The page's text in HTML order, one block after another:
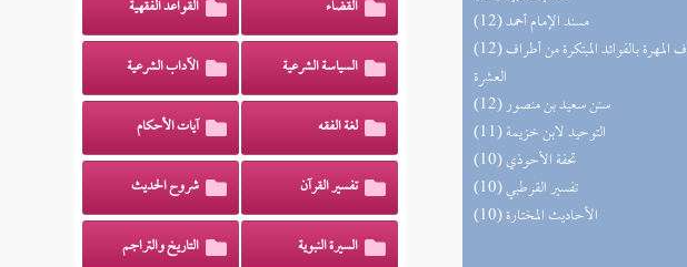
(12) مسند الإمام أحمد
(12) إتحاف المهرة بالفوائد المبتكرة من أطراف
العشرة
(12) سنن سعيد بن منصور
(11) التوحيد لابن خزيمة
(10) تحفة الأحوذي
(10) تفسير القرطبي
(10) الأحاديث المختارة
القضاء القواعد الفقهية
السياسة الشرعية الآداب الشرعية
لغة الفقه آيات الأحكام
تفسير القرآن شروح الحديث
السيرة النبوية التاريخ والتراجم